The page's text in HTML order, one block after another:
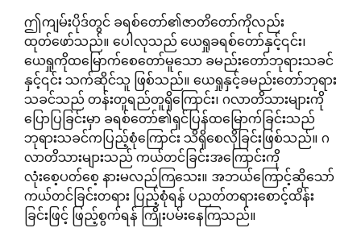
ဤကျမ်းပိုဒ်တွင် ခရစ်တော်၏ဇာတိတော်ကိုလည်း
ထုတ်ဖော်သည်။ ပေါလုသည် ယေရှုခရစ်တော်နှင့်၎င်း၊
ယေရှုကိုထမြောက်စေတော်မူသော ခမည်းတော်ဘုရားသခင်
နှင့်၎င်း သက်ဆိုင်သူ ဖြစ်သည်။ ယေရှုနှင့်ခမည်းတော်ဘုရား
သခင်သည် တန်းတူရည်တူရှိကြောင်း၊ ဂလာတိသားများကို
ပြောပြခြင်းမှာ ခရစ်တော်၏ရှင်ပြန်ထမြောက်ခြင်းသည်
ဘုရားသခင်ကပြည့်စုံကြောင်း သိရှိစေလိုခြင်းဖြစ်သည်။ ဂ
လာတိသားများသည် ကယ်တင်ခြင်းအကြောင်းကို
လုံးစေ့ပတ်စေ့ နားမလည်ကြသေး။ အဘယ်ကြောင့်ဆိုသော်
ကယ်တင်ခြင်းတရား ပြည့်စုံရန် ပညတ်တရားစောင့်ထိန်း
ခြင်းဖြင့် ဖြည့်စွက်ရန် ကြိုးပမ်းနေကြသည်။